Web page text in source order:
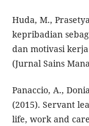
Huda, M.,
kepribadian
dan motivasi
(Jurnal Sains
Panaccio, A.,
(2015). Servant
life, work and